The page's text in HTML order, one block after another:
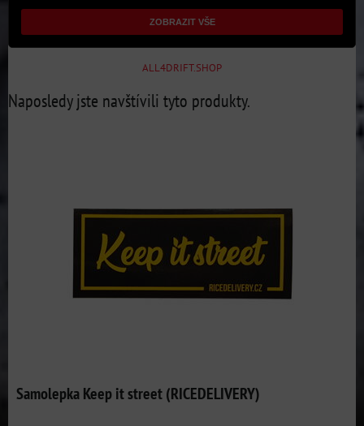
ZOBRAZIT VŠE
ALL4DRIFT.SHOP
Naposledy jste navštívili tyto produkty.
Samolepka Keep it street (RICEDELIVERY)